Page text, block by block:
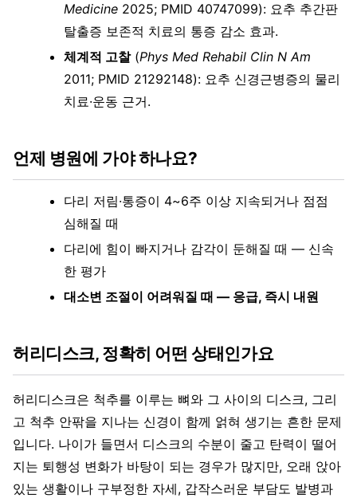
Medicine 2025; PMID 40747099): 요추 추간판
탈출증 보존적 치료의 통증 감소 효과.
체계적 고찰(Phys Med Rehabil Clin N Am
2011; PMID 21292148): 요추 신경근병증의 물리
치료·운동 근거.
언제 병원에 가야 하나요?
다리 저림·통증이 4~6주 이상 지속되거나 점점
심해질 때
다리에 힘이 빠지거나 감각이 둔해질 때 — 신속
한 평가
대소변 조절이 어려워질 때 — 응급, 즉시 내원
허리디스크, 정확히 어떤 상태인가요
허리디스크은 척추를 이루는 뼈와 그 사이의 디스크, 그리
고 척추 안팎을 지나는 신경이 함께 얽혀 생기는 흔한 문제
입니다. 나이가 들면서 디스크의 수분이 줄고 탄력이 떨어
지는 퇴행성 변화가 바탕이 되는 경우가 많지만, 오래 앉아
있는 생활이나 구부정한 자세, 갑작스러운 부담도 발병과